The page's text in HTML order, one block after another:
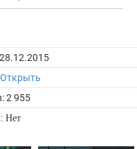
28.12.2015
Открыть
2 955
Нет